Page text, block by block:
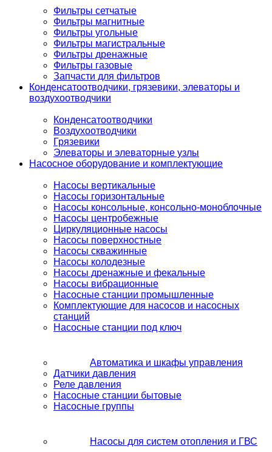
Фильтры сетчатые
Фильтры магнитные
Фильтры угольные
Фильтры магистральные
Фильтры дренажные
Фильтры газовые
Запчасти для фильтров
Конденсатоотводчики, грязевики, элеваторы и
воздухоотводчики
Конденсатоотводчики
Воздухоотводчики
Грязевики
Элеваторы и элеваторные узлы
Насосное оборудование и комплектующие
Насосы вертикальные
Насосы горизонтальные
Насосы консольные, консольно-моноблочные
Насосы центробежные
Циркуляционные насосы
Насосы поверхностные
Насосы скважинные
Насосы колодезные
Насосы дренажные и фекальные
Насосы вибрационные
Насосные станции промышленные
Комплектующие для насосов и насосных
станций
Насосные станции под ключ
Автоматика и шкафы управления
Датчики давления
Реле давления
Насосные станции бытовые
Насосные группы
Насосы для систем отопления и ГВС